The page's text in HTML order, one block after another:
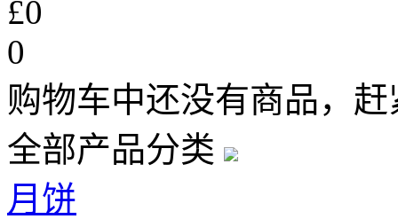
£0
0
购物车中还没有商品，
全部产品分类
月饼